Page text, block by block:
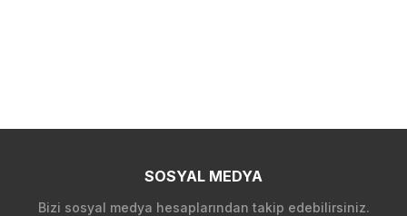
SOSYAL MEDYA
Bizi sosyal medya hesaplarından takip edebilirsiniz.